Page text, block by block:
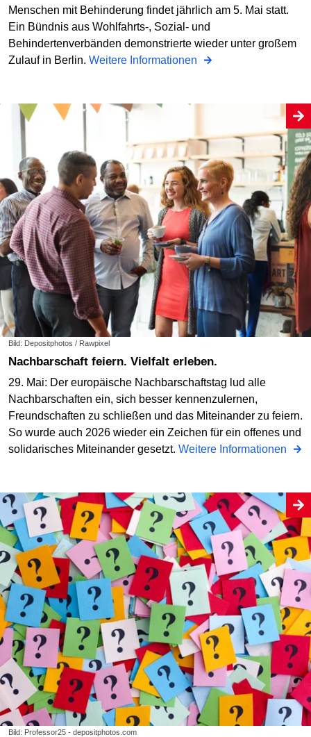
Menschen mit Behinderung findet jährlich am 5. Mai statt.
Ein Bündnis aus Wohlfahrts-, Sozial- und
Behindertenverbänden demonstrierte wieder unter großem
Zulauf in Berlin. Weitere Informationen
Bild: Depositphotos / Rawpixel
Nachbarschaft feiern. Vielfalt erleben.
29. Mai: Der europäische Nachbarschaftstag lud alle
Nachbarschaften ein, sich besser kennenzulernen,
Freundschaften zu schließen und das Miteinander zu feiern.
So wurde auch 2026 wieder ein Zeichen für ein offenes und
solidarisches Miteinander gesetzt. Weitere Informationen
Bild: Professor25 - depositphotos.com